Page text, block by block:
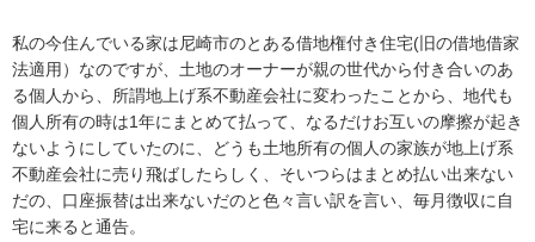
私の今住んでいる家は尼崎市のとある借地権付き住宅(旧の借地借家
法適用）なのですが、土地のオーナーが親の世代から付き合いのあ
る個人から、所謂地上げ系不動産会社に変わったことから、地代も
個人所有の時は1年にまとめて払って、なるだけお互いの摩擦が起き
ないようにしていたのに、どうも土地所有の個人の家族が地上げ系
不動産会社に売り飛ばしたらしく、そいつらはまとめ払い出来ない
だの、口座振替は出来ないだのと色々言い訳を言い、毎月徴収に自
宅に来ると通告。